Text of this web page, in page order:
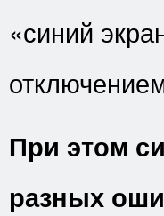
«синий
При этом
разных